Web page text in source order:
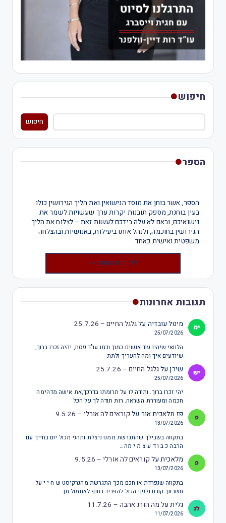
חיפוש
חיפוש
הספר
הספר, אשר בוחן את מוסד הנישואין ואת הליך הגירושין כולו
בעין בוחנת, מספק תובנות יקרות ערך שעשויות לשמר את
נישואיכם, ובאם לא עלה בידכם לעשות זאת – לצלוח את הליך
הגירושין בחוכמה, ולנהל אותו ביעילות, באנושיות ובהצלחה
משפטית ואישית כאחד.
להזמנת הספר >>
תגובות אחרונות
מיטל עובדיה עלגלגל החיים – 25.7.26
25/07/2026
הלוואי שיהיו עוד אנשים כמוך וכמו עו"ד פסח, יהיה זכרו ברוך,
שיודעים איך ומה להעריך ולתת
שירןעלגלגל החיים – 25.7.26
25/07/2026
יהי זכרו ברוך. ותודה לו על תרומתו בדרכך,את אישה מדהימה
חכמה ומעוררת השראה. רות תודה לך על הכל
פז מלאכית אור על קוראים לה אורלי – 9.5.26
13/07/2026
בתקווה בשבילך שהתגרשת ממנו ניצלת ותהני מכול יום בחייך עם
הרבה כ ב ו ד ע צ מ י מה…
מלאכיתעל קוראים לה אורלי – 9.5.26
13/07/2026
בתקווה שנפרדת או חכם מכך התגרשת מהנרקיסט ש ח י י על
חשבונך קודם ולפני הכול להפריד דחוף לאתמול חן…
גליתעל מה הורג אהבה – 11.7.26
11/07/2026